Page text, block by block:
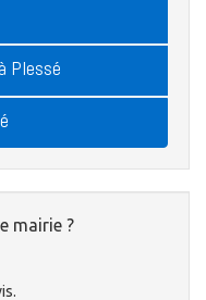
Plessé
mairie ?